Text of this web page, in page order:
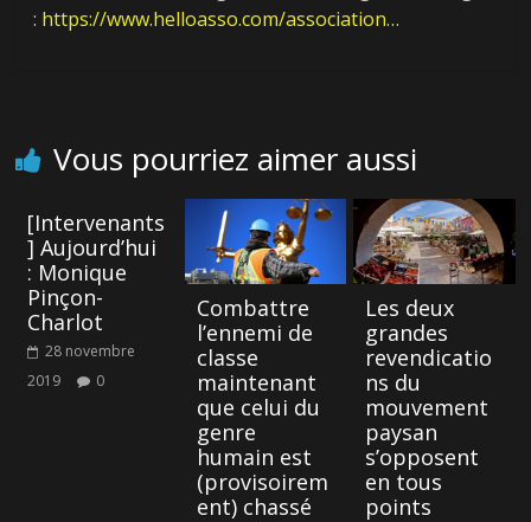
: https://www.helloasso.com/association…
médias
Vous pourriez aimer aussi
[Intervenants
] Aujourd’hui
: Monique
Pinçon-
Charlot
28 novembre
2019
0
Combattre
l’ennemi de
classe
maintenant
que celui du
genre
humain est
(provisoirem
ent) chassé
Les deux
grandes
revendicatio
ns du
mouvement
paysan
s’opposent
en tous
points